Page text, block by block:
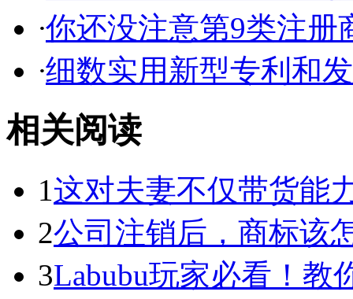
·你还没注意第9类注册
·细数实用新型专利和
相关阅读
1这对夫妻不仅带货能
2公司注销后，商标该
3Labubu玩家必看！教